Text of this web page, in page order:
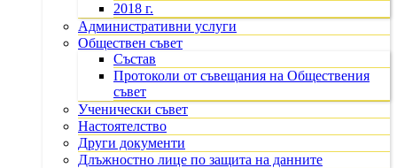
2018 г.
Административни услуги
Обществен съвет
Състав
Протоколи от съвещания на Обществения
съвет
Ученически съвет
Настоятелство
Други документи
Длъжностно лице по защита на данните